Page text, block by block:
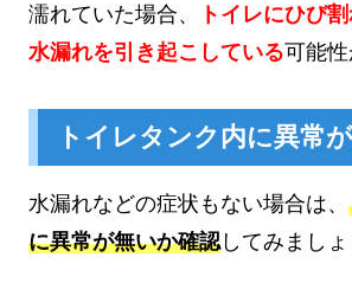
濡れていた場合、
トイレにひび
水漏れを引き起こしている可能性
トイレタンク内に異常
水漏れなどの症状もない場合は、
に異常が無いか確認してみましょ